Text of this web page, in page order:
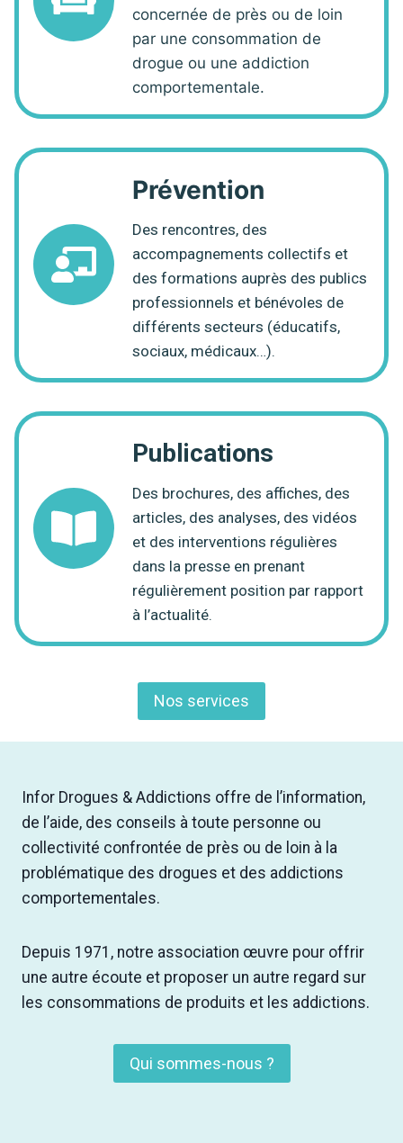
concernée de près ou de loin
par une consommation de
drogue ou une addiction
comportementale.
Prévention
Des rencontres, des
accompagnements collectifs et
des formations auprès des publics
professionnels et bénévoles de
différents secteurs (éducatifs,
sociaux, médicaux…).
Publications
Des brochures, des affiches, des
articles, des analyses, des vidéos
et des interventions régulières
dans la presse en prenant
régulièrement position par rapport
à l’actualité.
Nos services
Infor Drogues & Addictions offre de l’information,
de l’aide, des conseils à toute personne ou
collectivité confrontée de près ou de loin à la
problématique des drogues et des addictions
comportementales.
Depuis 1971, notre association œuvre pour offrir
une autre écoute et proposer un autre regard sur
les consommations de produits et les addictions.
Qui sommes-nous ?